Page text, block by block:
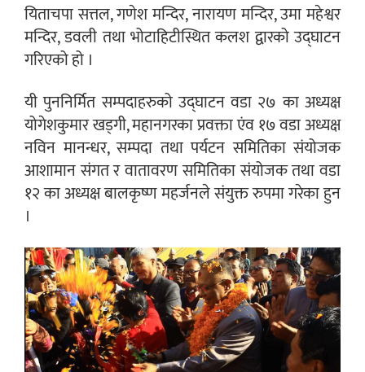
यिताचपा सत्तल, गणेश मन्दिर, नारायण मन्दिर, उमा महेश्वर
मन्दिर, डवली तथा भोटाहिटीस्थित कलश द्वारको उद्घाटन
गरिएको हो ।
यी पुननिर्मित सम्पदाहरुको उद्घाटन वडा २७ का अध्यक्ष
योगेशकुमार खड्गी, महानगरका प्रवक्ता एंव १७ वडा अध्यक्ष
नविन मानन्धर, सम्पदा तथा पर्यटन समितिका संयोजक
आशामान संगत र वातावरण समितिका संयोजक तथा वडा
१२ का अध्यक्ष बालकृष्ण महर्जनले संयुक्त रुपमा गरेका हुन
।